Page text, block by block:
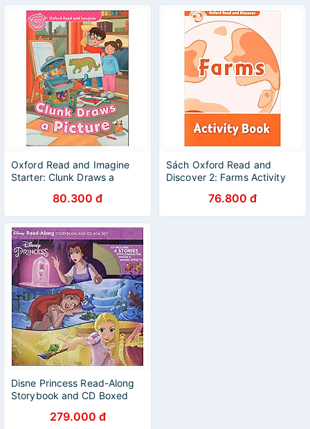
Oxford Read and Imagine
Starter: Clunk Draws a
80.300 đ
Sách Oxford Read and
Discover 2: Farms Activity
76.800 đ
Disne Princess Read-Along
Storybook and CD Boxed
279.000 đ